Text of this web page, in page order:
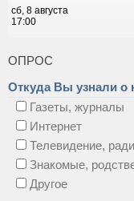
ОПРОС
Откуда Вы узнали о
Газеты, журналы
Интернет
Телевидение,
Знакомые,
Другое